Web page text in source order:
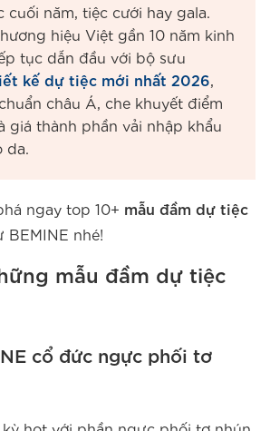
cuối năm, tiệc cưới hay gala.
hiệu Việt gần 10 năm kinh
tục dẫn đầu với bộ sưu
kế dự tiệc mới nhất 2026,
châu Á, che khuyết điểm
giá thành phần vải nhập khẩu
da.
ngay top 10+ mẫu đầm dự tiệc
BEMINE nhé!
mẫu đầm dự tiệc
cổ đức ngực phối tơ